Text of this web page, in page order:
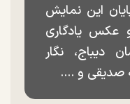
این نمایش
عکس یادگاری
دیباج، نگار
صدیقی و ....